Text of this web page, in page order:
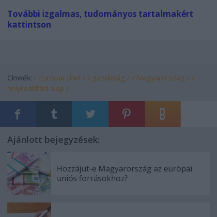
További izgalmas, tudományos tartalmakért
kattintson
Címkék: / Európai Unió / / gazdaság / / Magyarország / /
helyreállítási alap /
Ajánlott bejegyzések:
Hozzájut-e Magyarország az európai
uniós forrásokhoz?